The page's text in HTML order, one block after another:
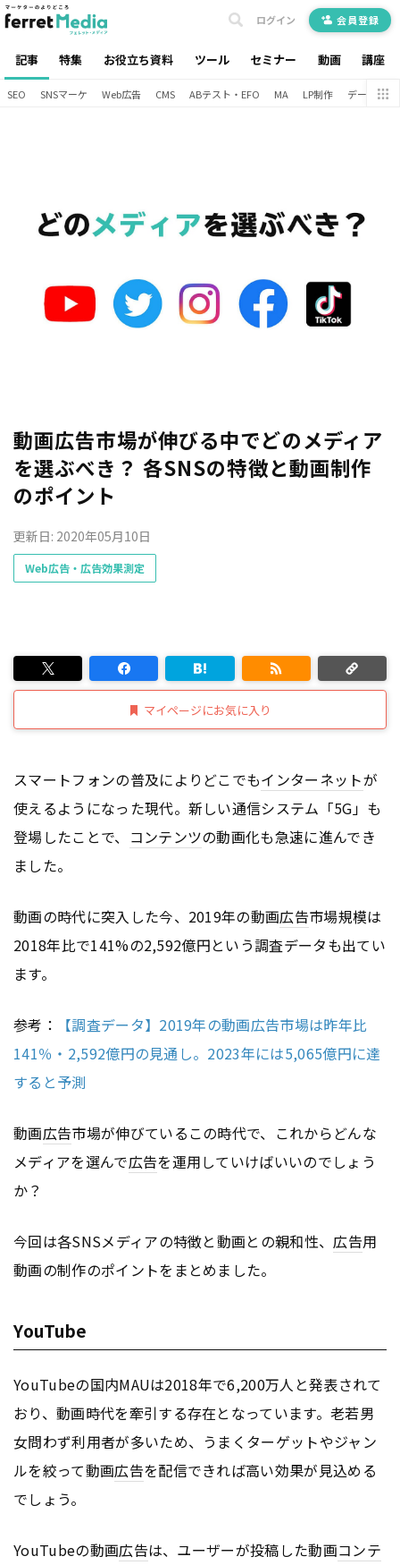
記事 特集 お役立ち資料 ツール セミナー 動画 講座
ログイン 会員登録
SEO SNSマーケ Web広告 CMS ABテスト・EFO MA LP制作 データ分析
動画広告市場が伸びる中でどのメディア
を選ぶべき？ 各SNSの特徴と動画制作
のポイント
更新日: 2020年05月10日
Web広告・広告効果測定
マイページにお気に入り
スマートフォンの普及によりどこでもインターネットが
使えるようになった現代。新しい通信システム「5G」も
登場したことで、 コンテンツの動画化も急速に進んでき
ました。
動画の時代に突入した今、2019年の動画広告市場規模は
2018年比で141%の2,592億円という調査データも出てい
ます。
参考：
【調査データ】2019年の動画広告市場は昨年比
141％・2,592億円の見通し。2023年には5,065億円に達
すると予測
動画広告市場が伸びているこの時代で、これからどんな
メディアを選んで広告を運用していけばいいのでしょう
か？
今回は各SNSメディアの特徴と動画との親和性、広告用
動画の制作のポイントをまとめました。
YouTube
YouTubeの国内MAUは2018年で6,200万人と発表されて
おり、動画時代を牽引する存在となっています。老若男
女問わず利用者が多いため、うまくターゲットやジャン
ルを絞って動画広告を配信できれば高い効果が見込める
でしょう。
YouTubeの動画広告は、ユーザーが投稿した動画コンテ